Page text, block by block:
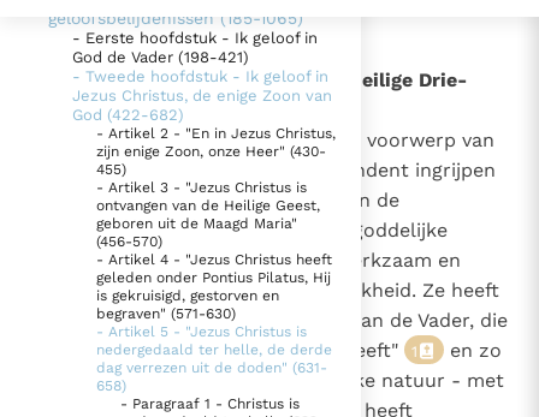
Lezen
Documenten
Thema’s
Berichten
Denzinger
Over ons
Over RK Documenten
Meedoen
Nieuwsbrief
Gebruiksvoorwaarden
Nieuwste Documenten
5. Het gebed van de Kerk
In Christus wordt onze honger vervuld
Leer de kostbare parel van Gods koninkrijk te
herkennen
Gods Koninkrijk groeit stilletjes door liefde, niet door
geloofsbelijdenissen (185-1065)
- Eerste hoofdstuk - Ik geloof in
God de Vader (198-421)
- Tweede hoofdstuk - Ik geloof in
Jezus Christus, de enige Zoon van
God (422-682)
- Artikel 2 - "En in Jezus Christus,
zijn enige Zoon, onze Heer" (430-
455)
- Artikel 3 - "Jezus Christus is
ontvangen van de Heilige Geest,
geboren uit de Maagd Maria"
(456-570)
- Artikel 4 - "Jezus Christus heeft
geleden onder Pontius Pilatus, Hij
is gekruisigd, gestorven en
begraven" (571-630)
- Artikel 5 - "Jezus Christus is
nedergedaald ter helle, de derde
dag verrezen uit de doden" (631-
658)
- Paragraaf 1 - Christus is
- II - De verrijzenis - werk van de Heilige Drie-
eenheid (648-650)
De verrijzenis van Christus is een voorwerp van
geloof in zoverre ze een transcendent ingrijpen
van God zelf is in de schepping en de
geschiedenis. Hierin zijn de drie goddelijke
personen tegelijkertijd samen werkzaam en
tonen zij hun eigen oorspronkelijkheid. Ze heeft
plaatsgevonden door de macht van de Vader, die
Christus, zijn Zoon, "opgewekt heeft" 1
en zo
op volmaakte wijze zijn menselijke natuur - met
zijn lichaam - in de Drie-eenheid heeft